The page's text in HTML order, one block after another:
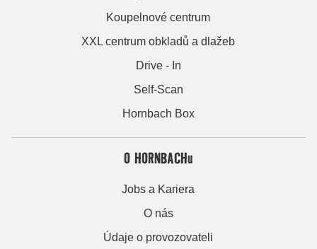
Koupelnové centrum
XXL centrum obkladů a dlažeb
Drive - In
Self-Scan
Hornbach Box
O HORNBACHu
Jobs a Kariera
O nás
Údaje o provozovateli